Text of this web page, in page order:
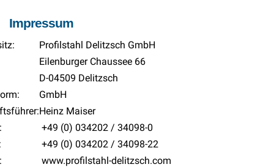
Impressum
Profilstahl Delitzsch GmbH
Eilenburger Chaussee 66
D-04509 Delitzsch
GmbH
Heinz Maiser
+49 (0) 034202 / 34098-0
+49 (0) 034202 / 34098-22
www.profilstahl-delitzsch.com